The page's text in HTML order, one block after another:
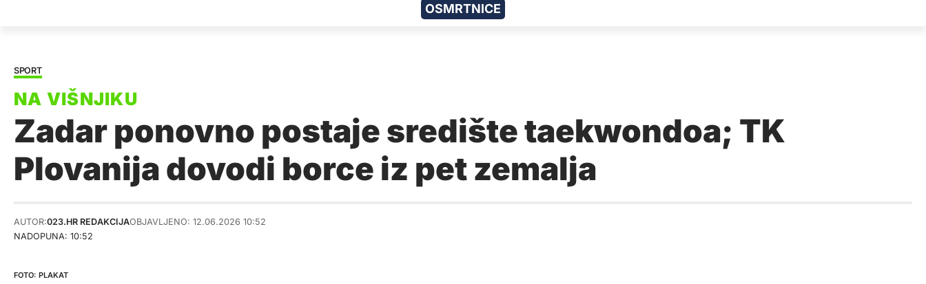
OSMRTNICE
SPORT
Zadar ponovno postaje središte taekwondoa; TK
Plovanija dovodi borce iz pet zemalja
NADOPUNA: 10:52
AUTOR:023.HR REDAKCIJAOBJAVLJENO: 12.06.2026 10:52
PLAKAT